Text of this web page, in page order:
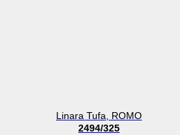
Linara Tufa, ROMO
2494/325